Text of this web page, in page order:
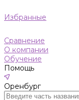
Избранные
Сравнение
О компании
Обучение
Помощь
Оренбург